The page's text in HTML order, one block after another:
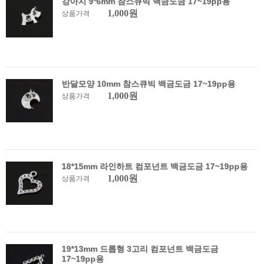
상품가격 1,000원
반달모양 10mm 참스큐빅 백금도금 17~19pp용
상품가격 1,000원
18*15mm 라인하트 컴포넌트 백금도금 17~19pp용
상품가격 1,000원
19*13mm 드롭형 3고리 컴포넌트 백금도금
17~19pp용